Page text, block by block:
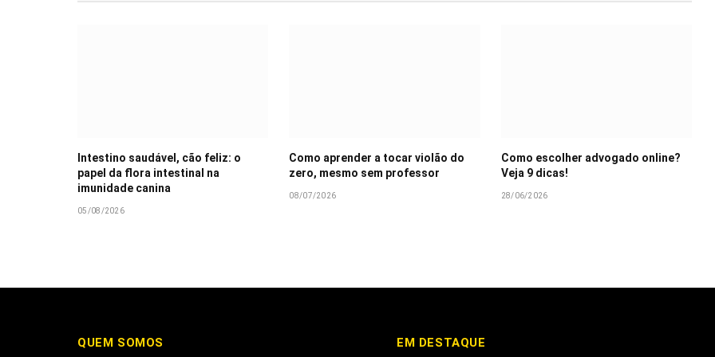
Intestino saudável, cão feliz: o
papel da flora intestinal na
imunidade canina
05/08/2026
Como aprender a tocar violão do
zero, mesmo sem professor
08/07/2026
Como escolher advogado online?
Veja 9 dicas!
28/06/2026
QUEM SOMOS EM DESTAQUE